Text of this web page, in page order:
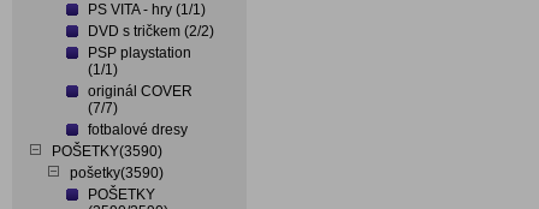
PS VITA - hry (1/1)
DVD s tričkem (2/2)
PSP playstation
(1/1)
originál COVER
(7/7)
fotbalové dresy
POŠETKY(3590)
pošetky(3590)
POŠETKY